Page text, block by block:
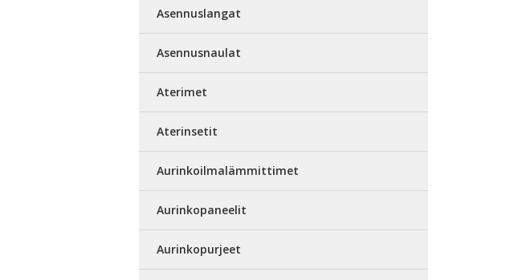
Asennuslangat
Asennusnaulat
Aterimet
Aterinsetit
Aurinkoilmalämmittimet
Aurinkopaneelit
Aurinkopurjeet